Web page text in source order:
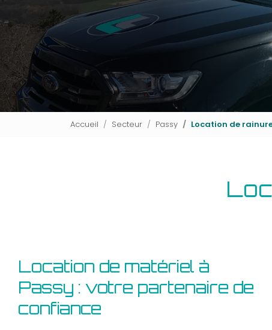
Accueil Secteur Passy Location de
Location de matériel à
Passy : votre partenaire de
confiance